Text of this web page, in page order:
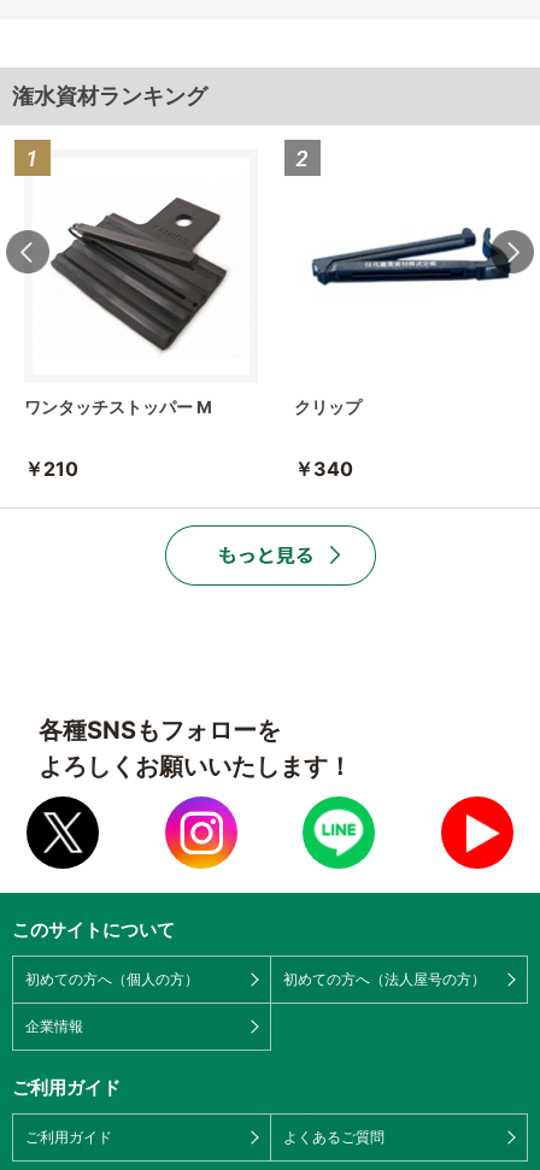
潅水資材ランキング
ワンタッチストッパー M
￥210
クリップ
￥340
各種SNSもフォローを
よろしくお願いいたします！
このサイトについて
初めての方へ（個人の方） 初めての方へ（法人屋号の方）
企業情報
ご利用ガイド
ご利用ガイド よくあるご質問